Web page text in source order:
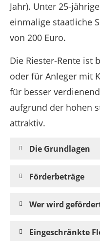
Jahr). Unter 25-
einmalige staatliche
von 200 Euro.
Die Riester-Rente ist
oder für Anleger mit
für besser
aufgrund der hohen
attraktiv.
Die Grundlagen
Förderbeträge
Wer wird
Eingeschränkte